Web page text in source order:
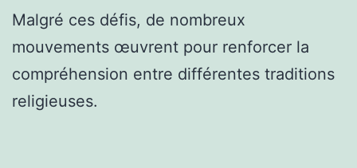
Malgré ces défis, de nombreux
mouvements œuvrent pour renforcer la
compréhension entre différentes traditions
religieuses.